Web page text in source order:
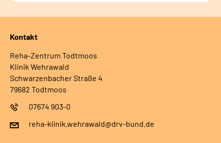
Kontakt
Reha-Zentrum Todtmoos
Klinik Wehrawald
Schwarzenbacher Straße 4
79682 Todtmoos
07674 903-0
reha-klinik.wehrawald@drv-bund.de